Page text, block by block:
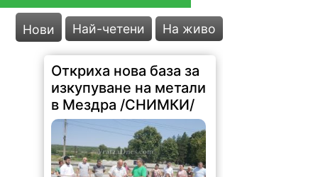
Нови Най-четени На живо
Откриха нова база за
изкупуване на метали
в Мездра /СНИМКИ/